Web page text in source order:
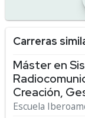
Carreras
Máster en
Creación,
Escuela